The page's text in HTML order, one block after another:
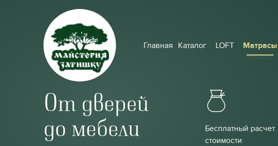
Главная Каталог LOFT Матрасы
От дверей
до мебели
Бесплатный расчет
стоимости